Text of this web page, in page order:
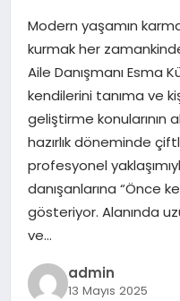
SPOR
TEKNOLOJI
Modern yaşamın
kurmak her
Aile Danışmanı Esma
kendilerini tanıma ve
geliştirme konularının
hazırlık döneminde
profesyonel
danışanlarına “Önce
gösteriyor. Alanında
ve…
admin
13 Mayıs 2025